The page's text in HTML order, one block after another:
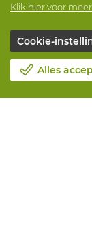
Klik hier voor
Cookie-
Alles